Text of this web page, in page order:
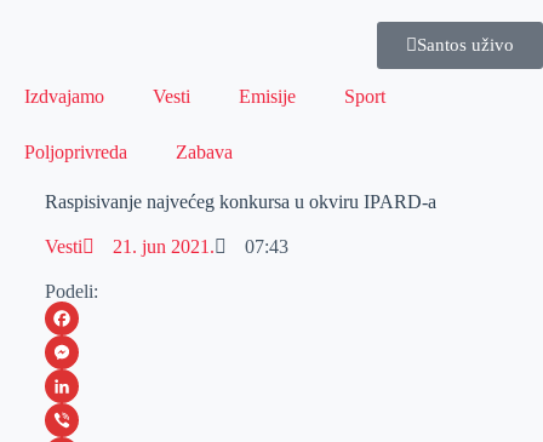
Santos uživo
Izdvajamo Vesti Emisije Sport
Poljoprivreda Zabava
Raspisivanje najvećeg konkursa u okviru IPARD-a
Vesti 21. jun 2021. 07:43
Podeli:
F
a
c
M
eL